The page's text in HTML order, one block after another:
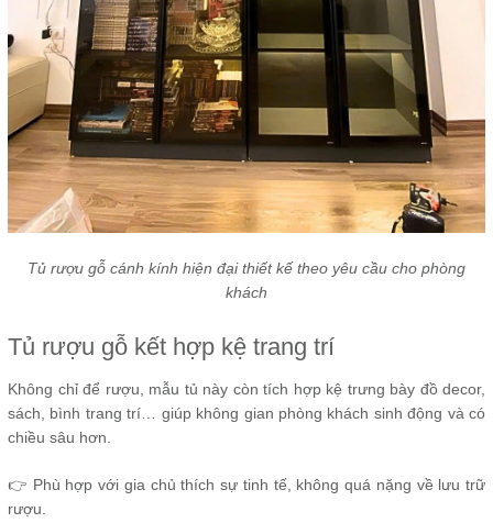
Tủ rượu gỗ cánh kính hiện đại thiết kế theo yêu cầu cho phòng
khách
Tủ rượu gỗ kết hợp kệ trang trí
Không chỉ để rượu, mẫu tủ này còn tích hợp kệ trưng bày đồ decor,
sách, bình trang trí… giúp không gian phòng khách sinh động và có
chiều sâu hơn.
👉 Phù hợp với gia chủ thích sự tinh tế, không quá nặng về lưu trữ
rượu.